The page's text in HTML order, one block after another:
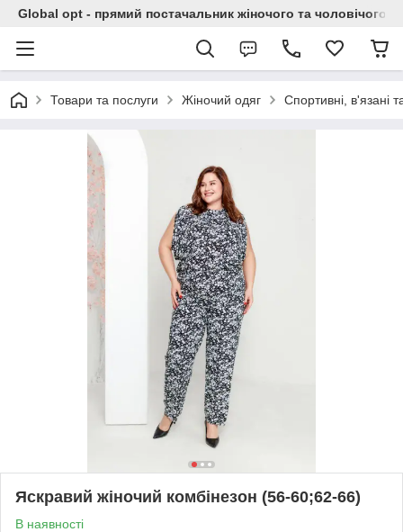
Global opt - прямий постачальник жіночого та чоловічого
Товари та послуги Жіночий одяг Спортивні, в'язані
Яскравий жіночий комбінезон (56-60;62-66)
В наявності